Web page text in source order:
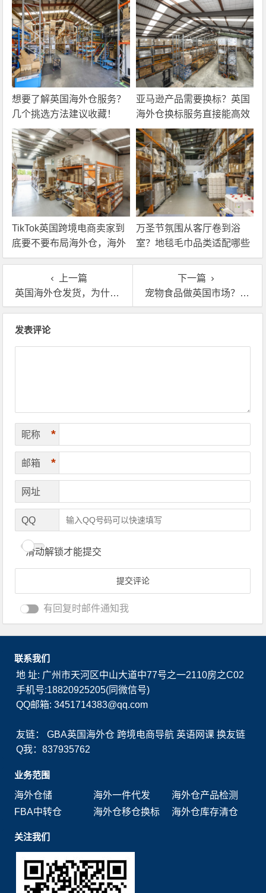
想要了解英国海外仓服务？
几个挑选方法建议收藏！
亚马逊产品需要换标？英国
海外仓换标服务直接能高效
解决！
TikTok英国跨境电商卖家到
底要不要布局海外仓，海外
仓优势分析！
万圣节氛围从客厅卷到浴
室？地毯毛巾品类适配哪些
海外仓服务？
上一篇
英国海外仓发货，为什么买家更愿意为“本地标”买单？
下一篇
宠物食品做英国市场？别让一袋口粮卡在海外仓储物流环节
发表评论
昵称 *
邮箱 *
网址
QQ
滑动解锁才能提交
有回复时邮件通知我
联系我们
地 址: 广州市天河区中山大道中77号之一2110房之C02
手机号:18820925205(同微信号)
QQ邮箱: 3451714383@qq.com
友链：GBA英国海外仓 跨境电商导航 英语网课 换友链
Q我：837935762
业务范围
海外仓储
海外一件代发
海外仓产品检测
FBA中转仓
海外仓移仓换标 海外仓库存清仓
关注我们